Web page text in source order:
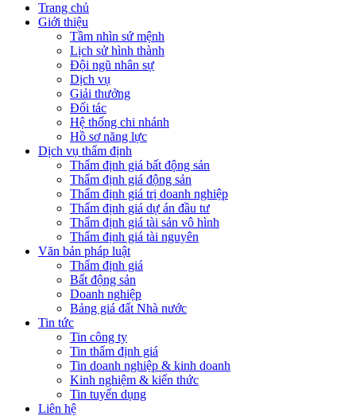
Trang chủ
Giới thiệu
Tầm nhìn sứ mệnh
Lịch sử hình thành
Đội ngũ nhân sự
Dịch vụ
Giải thưởng
Đối tác
Hệ thống chi nhánh
Hồ sơ năng lực
Dịch vụ thẩm định
Thẩm định giá bất động sản
Thẩm định giá động sản
Thẩm định giá trị doanh nghiệp
Thẩm định giá dự án đầu tư
Thẩm định giá tài sản vô hình
Thẩm định giá tài nguyên
Văn bản pháp luật
Thẩm định giá
Bất động sản
Doanh nghiệp
Bảng giá đất Nhà nước
Tin tức
Tin công ty
Tin thẩm định giá
Tin doanh nghiệp & kinh doanh
Kinh nghiệm & kiến thức
Tin tuyển dụng
Liên hệ